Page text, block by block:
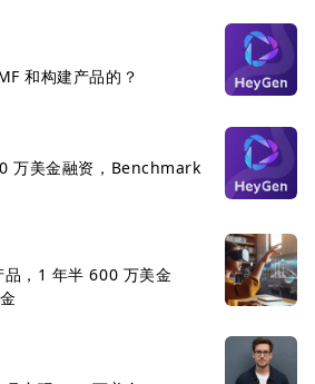
和构建产品的？
万美金融资，Benchmark
，1 年半 600 万美金